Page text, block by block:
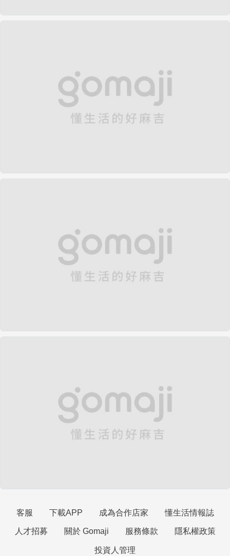
客服 下載APP 成為合作店家 懂生活情報誌
人才招募 關於 Gomaji 服務條款 隱私權政策
投資人管理